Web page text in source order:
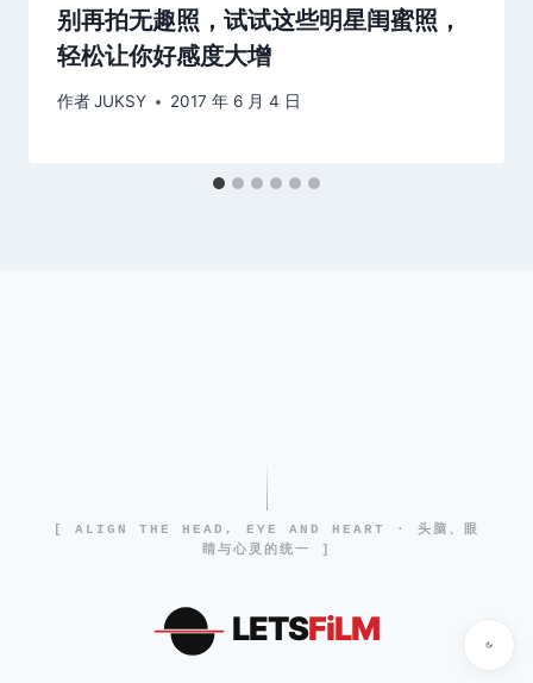
别再拍无趣照，试试这些明星闺蜜照，
轻松让你好感度大增
作者JUKSY 2017 年 6 月 4 日
[ ALIGN THE HEAD, EYE AND HEART · 头脑、眼
睛与心灵的统一 ]
LETSFiLM